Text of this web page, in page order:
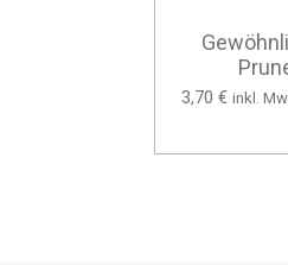
3,70 € inkl.